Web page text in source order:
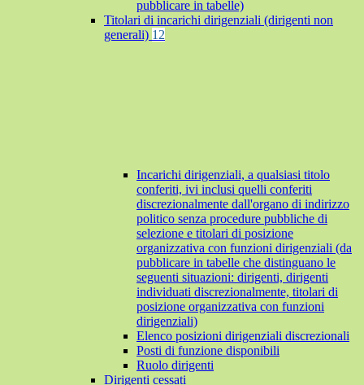
pubblicare in tabelle)
Titolari di incarichi dirigenziali (dirigenti non
generali) 12
Incarichi dirigenziali, a qualsiasi titolo
conferiti, ivi inclusi quelli conferiti
discrezionalmente dall'organo di indirizzo
politico senza procedure pubbliche di
selezione e titolari di posizione
organizzativa con funzioni dirigenziali (da
pubblicare in tabelle che distinguano le
seguenti situazioni: dirigenti, dirigenti
individuati discrezionalmente, titolari di
posizione organizzativa con funzioni
dirigenziali)
Elenco posizioni dirigenziali discrezionali
Posti di funzione disponibili
Ruolo dirigenti
Dirigenti cessati